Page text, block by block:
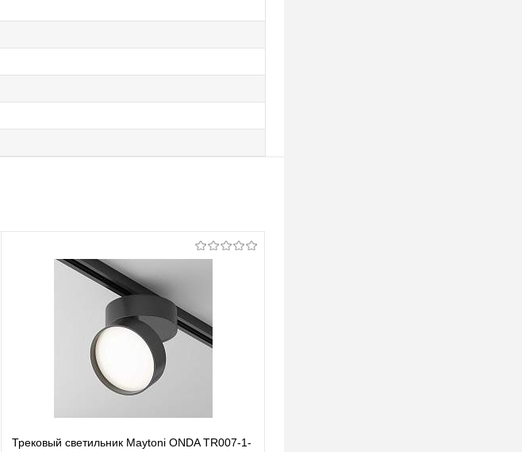
Трековый светильник Maytoni ONDA TR007-1-